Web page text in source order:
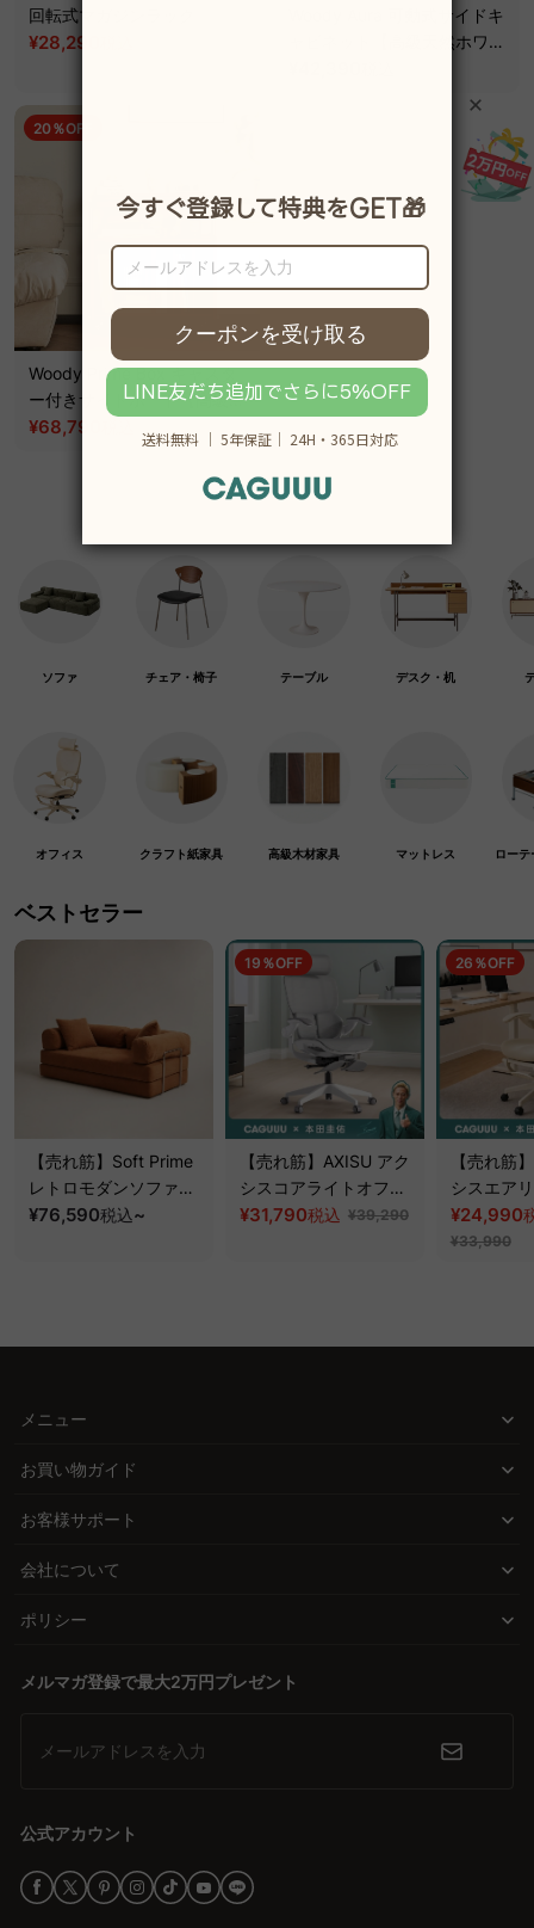
回転式マガジンラック
¥28,290
Woody Aura 可動式サイドキ
ャビネット【高級天然ホワイ
20％OFF
Woody Prime Box キャスタ
ー付きサイドボード【高級天
然ツゲ材】
¥68,790
ソファ チェア・椅子 テーブル デスク・机
オフィス クラフト紙家具 高級木材家具 マットレス ロー
ベストセラー
【売れ筋】Soft Prime
レトロモダンソファベ
ッド｜20色以上から選
¥76,590税込~
19％OFF
【売れ筋】AXISU アク
シスコアライトオフィ
スチェア
¥31,790税込 ¥39,290
26％OFF
【売れ筋
シスエア
フィスチ
¥24,990
¥33,990
メニュー
お買い物ガイド
お客様サポート
会社について
ポリシー
メルマガ登録で最大2万円プレゼント
メールアドレスを入力
公式アカウント